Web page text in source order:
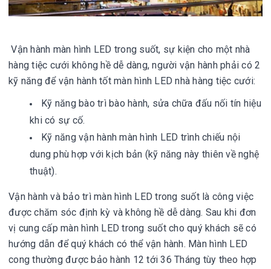
Vận hành màn hình LED trong suốt, sự kiện cho một nhà
hàng tiệc cưới không hề dễ dàng, người vận hành phải có 2
kỹ năng để vận hành tốt màn hình LED nhà hàng tiệc cưới:
Kỹ năng bào trì bào hành, sửa chữa đấu nối tín hiệu
khi có sự cố.
Kỹ năng vận hành màn hình LED trình chiếu nội
dung phù hợp với kịch bản (kỹ năng này thiên về nghệ
thuật).
Vận hành và bảo trì màn hình LED trong suốt là công việc
được chăm sóc định kỳ và không hề dễ dàng. Sau khi đơn
vị cung cấp màn hình LED trong suốt cho quý khách sẽ có
hướng dẫn để quý khách có thể vận hành. Màn hình LED
cong thường được bảo hành 12 tới 36 Tháng tùy theo hợp